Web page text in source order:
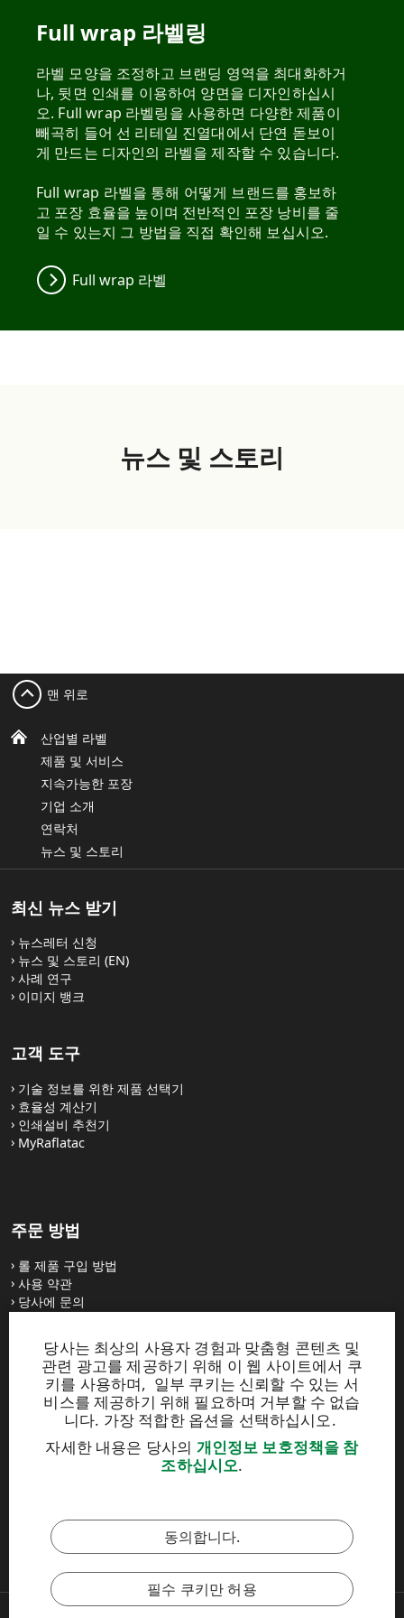
Full wrap 라벨링
라벨 모양을 조정하고 브랜딩 영역을 최대화하거
나, 뒷면 인쇄를 이용하여 양면을 디자인하십시
오. Full wrap 라벨링을 사용하면 다양한 제품이
빼곡히 들어 선 리테일 진열대에서 단연 돋보이
게 만드는 디자인의 라벨을 제작할 수 있습니다.
Full wrap 라벨을 통해 어떻게 브랜드를 홍보하
고 포장 효율을 높이며 전반적인 포장 낭비를 줄
일 수 있는지 그 방법을 직접 확인해 보십시오.
Full wrap 라벨
뉴스 및 스토리
당사는 최상의 사용자 경험과 맞춤형 콘텐츠 및
관련 광고를 제공하기 위해 이 웹 사이트에서 쿠
키를 사용하며, 일부 쿠키는 신뢰할 수 있는 서
비스를 제공하기 위해 필요하며 거부할 수 없습
니다. 가장 적합한 옵션을 선택하십시오.
자세한 내용은 당사의 개인정보 보호정책을 참
조하십시오.
동의합니다.
필수 쿠키만 허용
산업별 라벨
제품 및 서비스
지속가능한 포장
기업 소개
연락처
뉴스 및 스토리
맨 위로
최신 뉴스 받기
뉴스레터 신청
뉴스 및 스토리 (EN)
사례 연구
이미지 뱅크
고객 도구
기술 정보를 위한 제품 선택기
효율성 계산기
인쇄설비 추천기
MyRaflatac
주문 방법
롤 제품 구입 방법
사용 약관
당사에 문의
웹사이트
UPM Raflatac Graphics Solutions
UPM Raflatac Office Products
UPM Raflatac Industrial Removables
UPM 윤리강령